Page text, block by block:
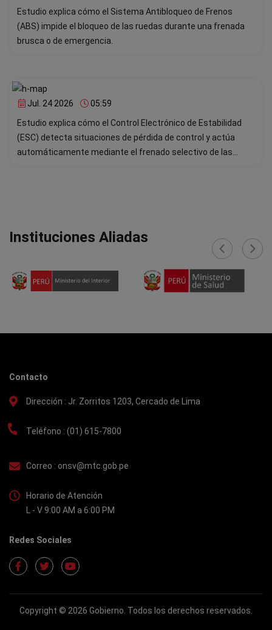
Estudio explica cómo el Sistema Antibloqueo de Frenos
(ABS) impide el bloqueo de las ruedas durante una frenada
brusca o de emergencia.
Jul. 24 2026
05:59
Estudio explica cómo el Control Electrónico de Estabilidad
(ESC) detecta situaciones de pérdida de control y actúa
automáticamente mediante el frenado selectivo de las
Instituciones Aliadas ‹ ›
Contacto
Dirección : Jr. Zorritos 1203, Cercado de Lima
Teléfono : (01) 615-7800
Correo : onsv@mtc.gob.pe
Horario de Atención
L - V 9:00 AM a 6:00 PM
Redes Sociales
Copyright © 2026 Gobierno. Todos los derechos reservados.